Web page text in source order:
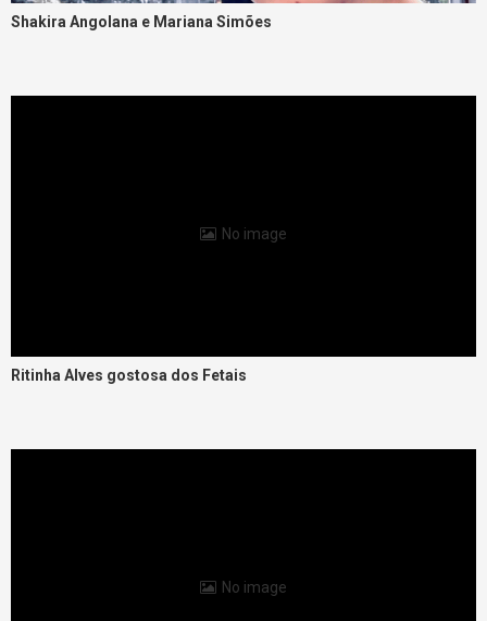
Shakira Angolana e Mariana Simões
No image
Ritinha Alves gostosa dos Fetais
No image